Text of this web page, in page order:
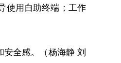
使用自助终端；工作
全感。（杨海静 刘